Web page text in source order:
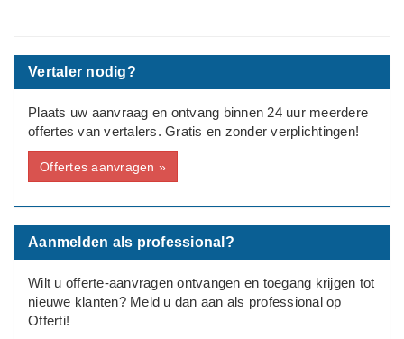
Deadline: Graag zo spoedig mogelijk
Vertaler nodig?
Plaats uw aanvraag en ontvang binnen 24 uur meerdere
offertes van vertalers. Gratis en zonder verplichtingen!
Offertes aanvragen »
Aanmelden als professional?
Wilt u offerte-aanvragen ontvangen en toegang krijgen tot
nieuwe klanten? Meld u dan aan als professional op
Offerti!